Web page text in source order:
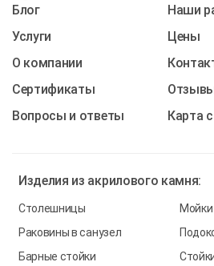
Блог
Наши
Услуги
Цены
О компании
Cертификаты
Вопросы и ответы
Карта
Изделия из акрилового камня:
Столешницы
Мойки
Раковины в санузел
Барные стойки